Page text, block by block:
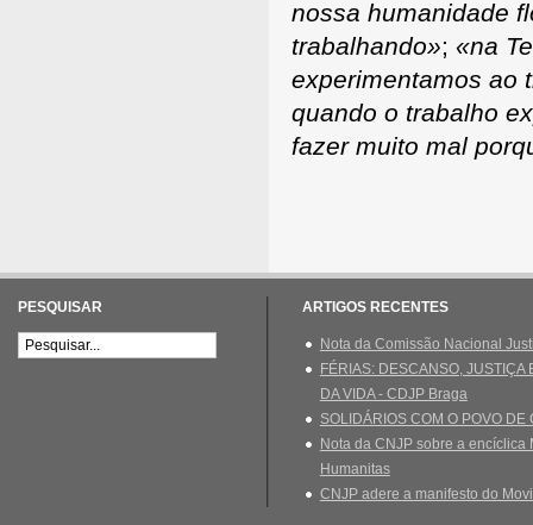
nossa humanidade
trabalhando»; «na
experimentamos ao
quando o trabalho
fazer muito mal
PESQUISAR ARTIGOS RECENTES
Nota da Comissão Nacional
FÉRIAS: DESCANSO, JUSTIÇA
DA VIDA - CDJP Braga
SOLIDÁRIOS COM O POVO DE
Nota da CNJP sobre a encíclica
Humanitas
CNJP adere a manifesto do